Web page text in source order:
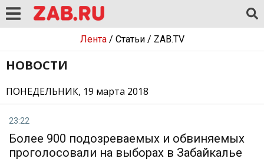
Лента/ Статьи/ ZAB.TV
НОВОСТИ
ПОНЕДЕЛЬНИК, 19 марта 2018
23:22
Более 900 подозреваемых и обвиняемых
проголосовали на выборах в Забайкалье